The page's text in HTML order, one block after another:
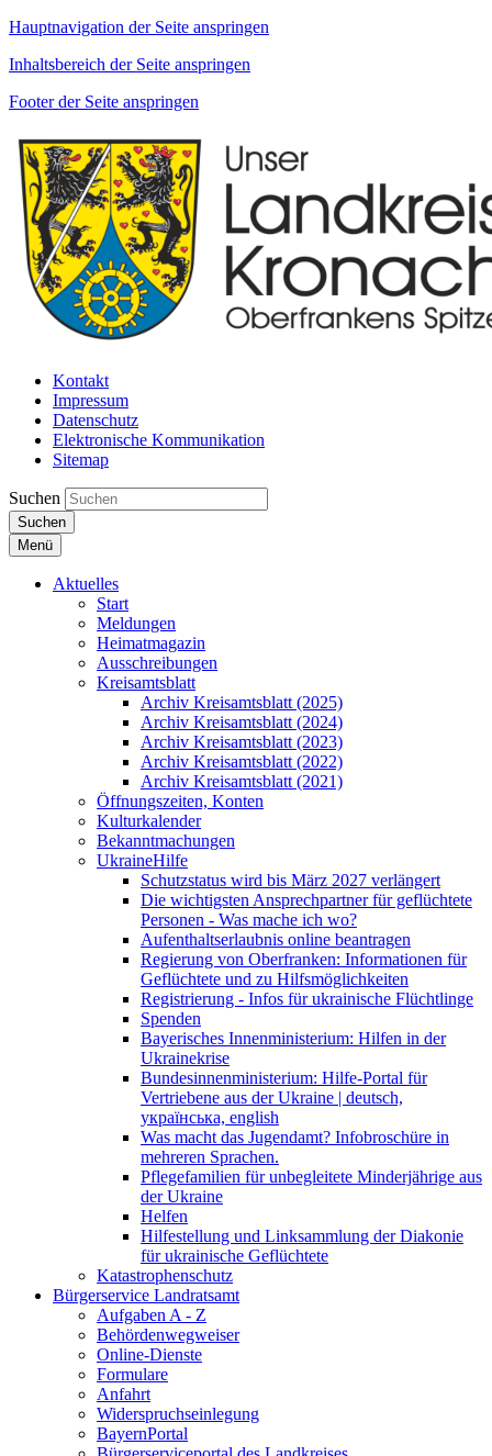
Hauptnavigation der Seite anspringen
Inhaltsbereich der Seite anspringen
Footer der Seite anspringen
Kontakt
Impressum
Datenschutz
Elektronische Kommunikation
Sitemap
Suchen
Suchen
Menü
Aktuelles
Start
Meldungen
Heimatmagazin
Ausschreibungen
Kreisamtsblatt
Archiv Kreisamtsblatt (2025)
Archiv Kreisamtsblatt (2024)
Archiv Kreisamtsblatt (2023)
Archiv Kreisamtsblatt (2022)
Archiv Kreisamtsblatt (2021)
Öffnungszeiten, Konten
Kulturkalender
Bekanntmachungen
UkraineHilfe
Schutzstatus wird bis März 2027 verlängert
Die wichtigsten Ansprechpartner für geflüchtete
Personen - Was mache ich wo?
Aufenthaltserlaubnis online beantragen
Regierung von Oberfranken: Informationen für
Geflüchtete und zu Hilfsmöglichkeiten
Registrierung - Infos für ukrainische Flüchtlinge
Spenden
Bayerisches Innenministerium: Hilfen in der
Ukrainekrise
Bundesinnenministerium: Hilfe-Portal für
Vertriebene aus der Ukraine | deutsch,
українська, english
Was macht das Jugendamt? Infobroschüre in
mehreren Sprachen.
Pflegefamilien für unbegleitete Minderjährige aus
der Ukraine
Helfen
Hilfestellung und Linksammlung der Diakonie
für ukrainische Geflüchtete
Katastrophenschutz
Bürgerservice Landratsamt
Aufgaben A - Z
Behördenwegweiser
Online-Dienste
Formulare
Anfahrt
Widerspruchseinlegung
BayernPortal